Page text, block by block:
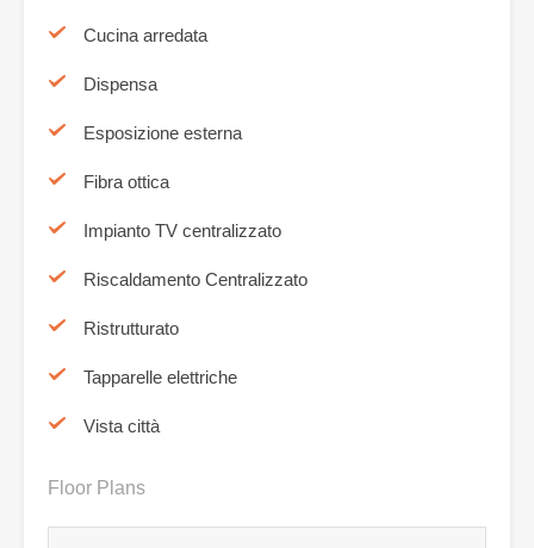
Cucina arredata
Dispensa
Esposizione esterna
Fibra ottica
Impianto TV centralizzato
Riscaldamento Centralizzato
Ristrutturato
Tapparelle elettriche
Vista città
Floor Plans